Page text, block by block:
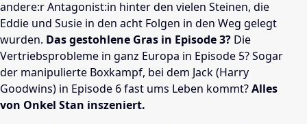
andere:r Antagonist:in hinter den vielen Steinen, die
Eddie und Susie in den acht Folgen in den Weg gelegt
wurden. Das gestohlene Gras in Episode 3? Die
Vertriebsprobleme in ganz Europa in Episode 5? Sogar
der manipulierte Boxkampf, bei dem Jack (Harry
Goodwins) in Episode 6 fast ums Leben kommt?Alles
von Onkel Stan inszeniert.